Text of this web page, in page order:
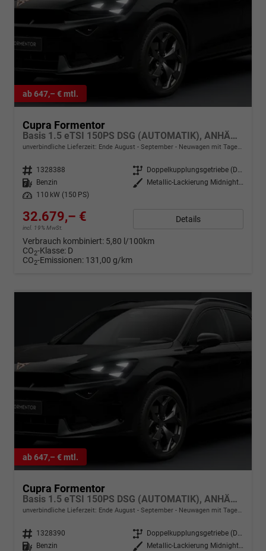
ab 647,– € mtl.
Cupra Formentor
Basis 1.5 eTSI 150PS DSG (AUTOMATIK), ANHÄNGERKUPPLUNG, KESSY, ALARM, RÜCKFAHRKAMERA, ELEKTR. HECKKLAPPE, 18" Alu, Sitzheizung, M-Lederlenkrad beheizt, 3-Zonen-Climatronic, Parksensoren vorne/hinten, ACC-Tempomat, Digitales Cockpit 10", Radio 12,9"+Full-Link
unverbindliche Lieferzeit: Ende August - September Neuwagen mit Tageszulassung
Fahrzeugnr. 1328388 Getriebe
Doppelkupplungsgetriebe (DSG)
Kraftstoff
Benzin Außenfarbe
Metallic-Lackierung Midnight-Black
Leistung
110 kW (150 PS)
32.679,– €
incl. 19% MwSt.
Details
Verbrauch kombiniert: 5,80 l/100km
CO2-Klasse: D
CO2-Emissionen: 131,00 g/km
ab 647,– € mtl.
Cupra Formentor
Basis 1.5 eTSI 150PS DSG (AUTOMATIK), ANHÄNGERKUPPLUNG, KESSY, ALARM, RÜCKFAHRKAMERA, ELEKTR. HECKKLAPPE, 18" Alu, Sitzheizung, M-Lederlenkrad beheizt, 3-Zonen-Climatronic, Parksensoren vorne/hinten, ACC-Tempomat, Digitales Cockpit 10", Radio 12,9"+Full-Link
unverbindliche Lieferzeit: Ende August - September Neuwagen mit Tageszulassung
Fahrzeugnr. 1328390 Getriebe
Doppelkupplungsgetriebe (DSG)
Kraftstoff
Benzin Außenfarbe
Metallic-Lackierung Midnight-Black